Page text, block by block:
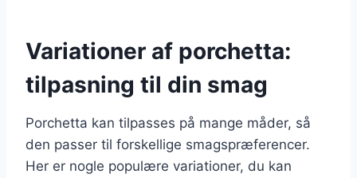
Variationer af porchetta:
tilpasning til din smag
Porchetta kan tilpasses på mange måder, så
den passer til forskellige smagspræferencer.
Her er nogle populære variationer, du kan